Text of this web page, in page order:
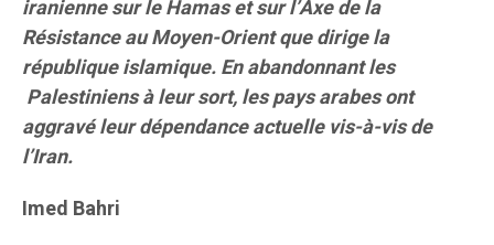
iranienne sur le Hamas et sur l’Axe de la
Résistance au Moyen-Orient que dirige la
république islamique. En abandonnant les
Palestiniens à leur sort, les pays arabes ont
aggravé leur dépendance actuelle vis-à-vis de
l’Iran.
Imed Bahri